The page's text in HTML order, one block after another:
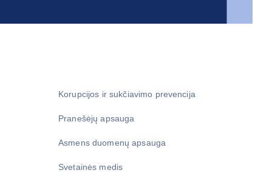
Korupcijos ir sukčiavimo prevencija
Pranešėjų apsauga
Asmens duomenų apsauga
Svetainės medis